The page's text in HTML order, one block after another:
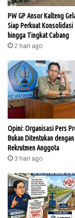
PW GP Ansor Kalteng
Siap Perkuat
hingga Tingkat Cabang
2 hari ago
Opini: Organisasi Pers
Bukan Ditentukan
Rekrutmen Anggota
3 hari ago